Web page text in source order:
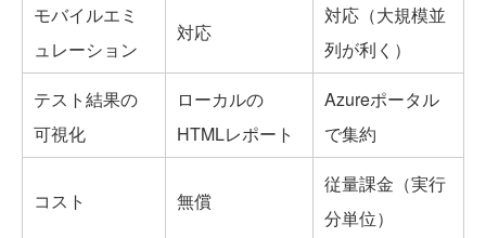
モバイルエミ
ュレーション
対応
対応（大規模並
列が利く）
テスト結果の
可視化
ローカルの
HTMLレポート
Azureポータル
で集約
コスト 無償
従量課金（実行
分単位）